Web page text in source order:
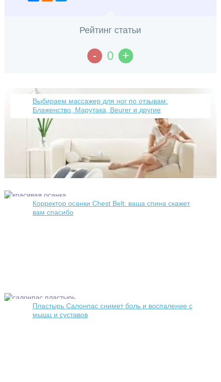
Рейтинг статьи
- 0 +
Выбираем массажер для ног по отзывам:
Блаженство, Марутака, Beurer и другие
Корректор осанки Chest Belt: ваша спина скажет
вам спасибо
Пластырь Салонпас снимет боль и воспаление с
мышц и суставов